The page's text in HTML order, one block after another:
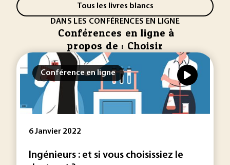
Tous les livres blancs
DANS LES CONFÉRENCES EN LIGNE
Conférences en ligne à
propos de : Choisir
Conférence en ligne
6 Janvier 2022
Ingénieurs : et si vous choisissiez le